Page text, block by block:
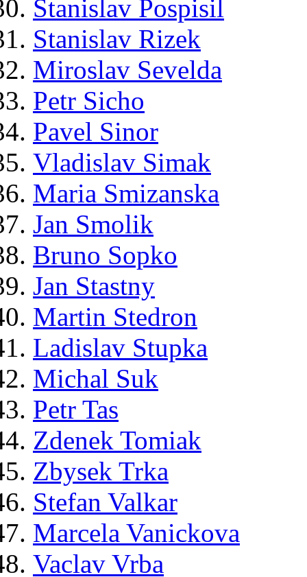
Stanislav Pospisil
Stanislav Rizek
Miroslav Sevelda
Petr Sicho
Pavel Sinor
Vladislav Simak
Maria Smizanska
Jan Smolik
Bruno Sopko
Jan Stastny
Martin Stedron
Ladislav Stupka
Michal Suk
Petr Tas
Zdenek Tomiak
Zbysek Trka
Stefan Valkar
Marcela Vanickova
Vaclav Vrba